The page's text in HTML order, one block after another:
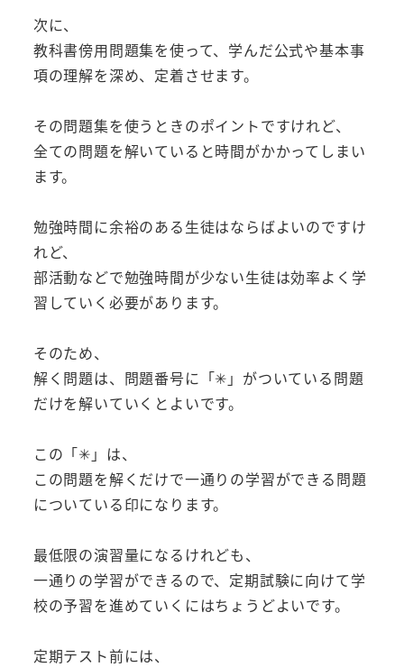
次に、
教科書傍用問題集を使って、学んだ公式や基本事
項の理解を深め、定着させます。
その問題集を使うときのポイントですけれど、
全ての問題を解いていると時間がかかってしまい
ます。
勉強時間に余裕のある生徒はならばよいのですけ
れど、
部活動などで勉強時間が少ない生徒は効率よく学
習していく必要があります。
そのため、
解く問題は、問題番号に「✳︎」がついている問題
だけを解いていくとよいです。
この「✳︎」は、
この問題を解くだけで一通りの学習ができる問題
についている印になります。
最低限の演習量になるけれども、
一通りの学習ができるので、定期試験に向けて学
校の予習を進めていくにはちょうどよいです。
定期テスト前には、